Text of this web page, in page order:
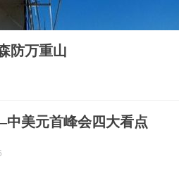
防万重山
美元首峰会四大看点